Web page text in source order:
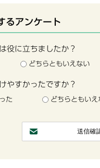
るアンケート
役に立ちましたか？
どちらともいえない
やすかったですか？
た どちらともいえ